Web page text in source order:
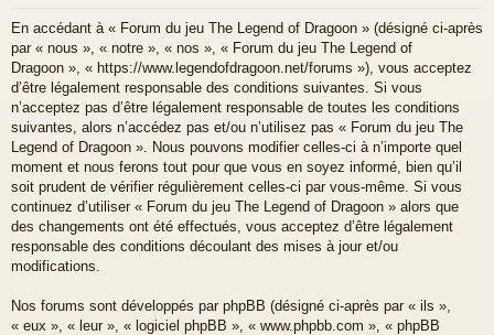
r
En accédant à « Forum du jeu The Legend of Dragoon » (désigné ci-après
par « nous », « notre », « nos », « Forum du jeu The Legend of
Dragoon », « https://www.legendofdragoon.net/forums »), vous acceptez
d’être légalement responsable des conditions suivantes. Si vous
n’acceptez pas d’être légalement responsable de toutes les conditions
suivantes, alors n’accédez pas et/ou n’utilisez pas « Forum du jeu The
Legend of Dragoon ». Nous pouvons modifier celles-ci à n’importe quel
moment et nous ferons tout pour que vous en soyez informé, bien qu’il
soit prudent de vérifier régulièrement celles-ci par vous-même. Si vous
continuez d’utiliser « Forum du jeu The Legend of Dragoon » alors que
des changements ont été effectués, vous acceptez d’être légalement
responsable des conditions découlant des mises à jour et/ou
modifications.
Nos forums sont développés par phpBB (désigné ci-après par « ils »,
« eux », « leur », « logiciel phpBB », « www.phpbb.com », « phpBB